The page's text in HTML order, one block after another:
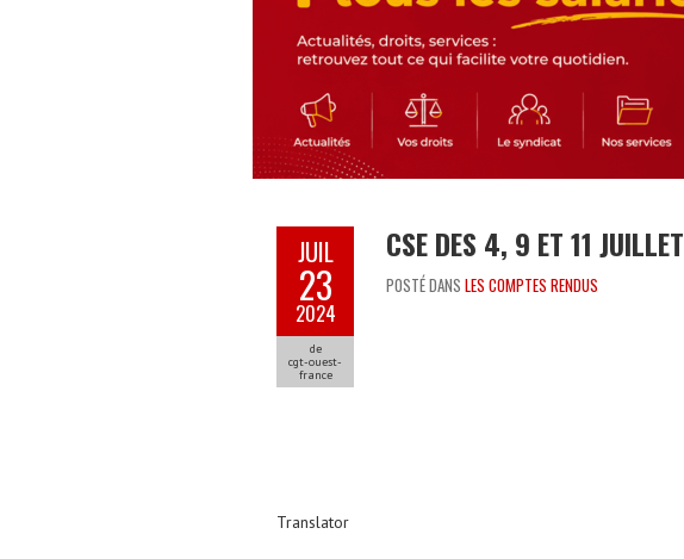
JUIL
23
2024
de
cgt-ouest-
france
CSE DES 4, 9 ET 11 JUILLET
POSTÉ DANS LES COMPTES RENDUS
Translator